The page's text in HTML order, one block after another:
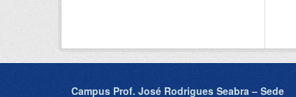
Campus Prof. José Rodrigues Seabra – Sede